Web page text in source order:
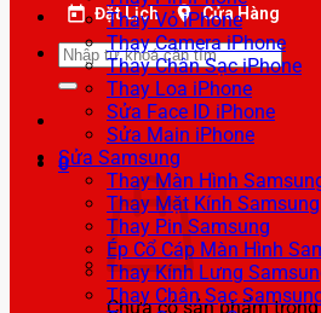
Đặt Lịch Cửa Hàng
Tìm
kiếm:
0
Chưa có sản phẩm
Thay Vỏ iPhone
Thay Camera iPhone
Thay Chân Sạc iPhone
Thay Loa iPhone
Sửa Face ID iPhone
Sửa Main iPhone
Sửa Samsung
Thay Màn Hình
Thay Mặt Kính Samsung
Thay Pin Samsung
Ép Cổ Cáp Màn Hình
Thay Kính Lưng
Thay Chân Sạc